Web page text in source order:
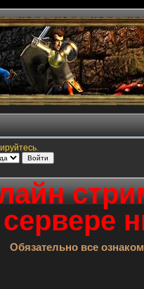
.
Обязательно все